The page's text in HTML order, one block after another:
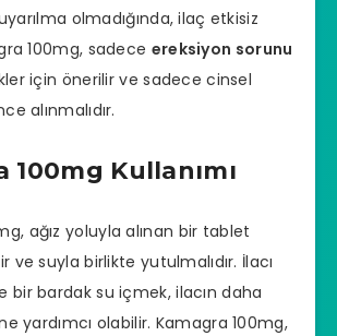
olmadığında, ilaç etkisiz
100mg, sadece ereksiyon sorunu
için önerilir ve sadece cinsel
alınmalıdır.
100mg Kullanımı
ağız yoluyla alınan bir tablet
ve suyla birlikte yutulmalıdır. İlacı
bir bardak su içmek, ilacın daha
yardımcı olabilir. Kamagra 100mg,